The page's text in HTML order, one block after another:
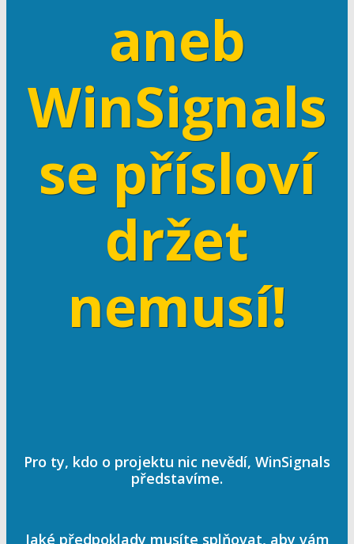
aneb
WinSignals
se přísloví
držet
nemusí!
Pro ty, kdo o projektu nic nevědí, WinSignals
představíme.
Jaké předpoklady musíte splňovat, aby vám